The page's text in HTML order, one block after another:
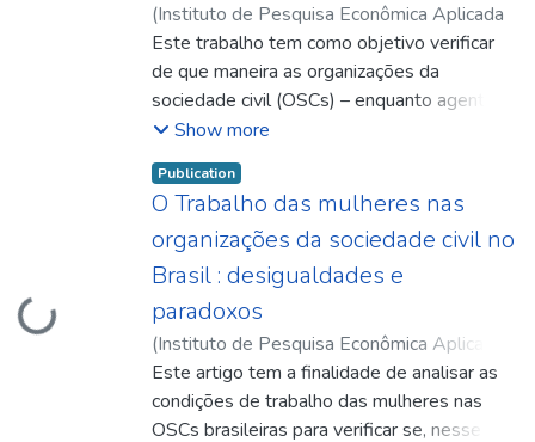
principalmente em parceria com o governo.
O Mapa também provê dados agregados
para a tomada de decisão de atores
políticos, bem como investidores públicos e
privados. O artigo explica como foi
desenvolvido o sistema, ultrapassando
alguns desafios, e como a tecnologia da
plataforma do Mapa é organizada.
(Instituto de Pesquisa Econômica Aplicada
(Ipea),2019-06)Escudero, Camila
Este trabalho tem como objetivo verificar
de que maneira as organizações da
sociedade civil (OSCs) – enquanto agentes
impulsionadores da mudança social – fazem
usos e apropriações de variadas
ferramentas e recursos de comunicação
disponíveis no contexto da comunicação
para o desenvolvimento.
Show more
Loading...
Publication
O Trabalho das mulheres nas
organizações da sociedade civil no
Brasil : desigualdades e
paradoxos
(Instituto de Pesquisa Econômica Aplicada
(Ipea),2019-06) Hopstein, Graciela;
Davidson, Martina
Este artigo tem a finalidade de analisar as
condições de trabalho das mulheres nas
OSCs brasileiras para verificar se, nesse